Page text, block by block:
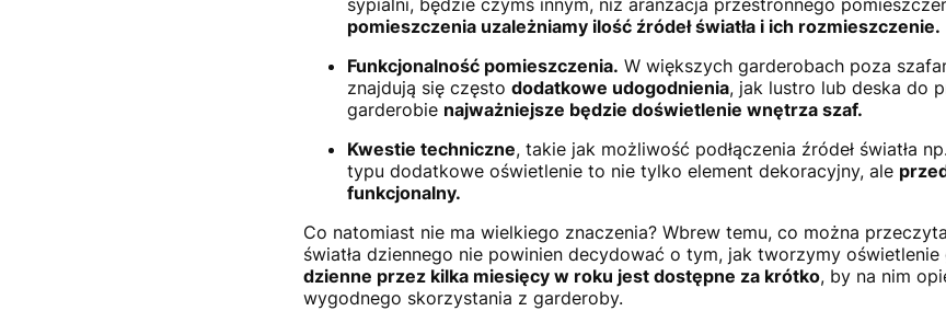
sypialni, będzie czymś innym, niż aranżacja przestronnego
pomieszczenia uzależniamy ilość źródeł światła i ich rozmieszczenie.
Funkcjonalność pomieszczenia. W większych garderobach poza
znajdują się częstododatkowe udogodnienia, jak lustro lub deska do
garderobie najważniejsze będzie doświetlenie wnętrza szaf.
Kwestie techniczne, takie jak możliwość podłączenia źródeł światła
typu dodatkowe oświetlenie to nie tylko element dekoracyjny, ale
funkcjonalny.
Co natomiast nie ma wielkiego znaczenia? Wbrew temu, co można
światła dziennego nie powinien decydować o tym, jak tworzymy
dzienne przez kilka miesięcy w roku jest dostępne za krótko, by na nim
wygodnego skorzystania z garderoby.